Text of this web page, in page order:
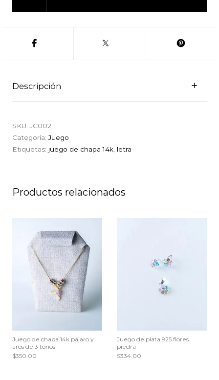
Descripción
SKU:JC002
Categoría:Juego
Etiquetas: juego de chapa 14k, letra
Productos relacionados
Juego de chapa 14k pájaro y
aros de 3 tonos
$350.00
Juego de plata 925 flores
piedra
$334.00